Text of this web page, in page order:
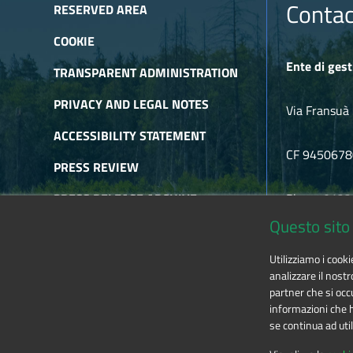
its wonders narrated the story of a herb - thyme - and
Areas of the Cozie Alps. A real source of pride for a
RESERVED AREA
COOKIE
TRANSPARENT ADMINISTRATION
PRIVACY AND LEGAL NOTES
ACCESSIBILITY STATEMENT
PRESS REVIEW
PRESS RELEASE ARCHIVE
Ente di
Via
CF
Phone
Questo
Utilizziamo i
analizzare il
partner che si
informazioni che
se continua ad